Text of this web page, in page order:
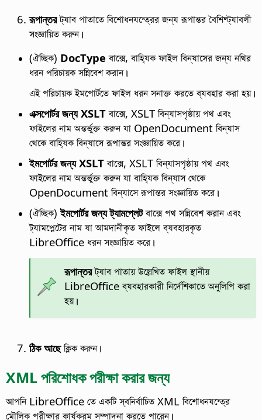
রূপান্তরট্যাব পাতাতে বিশোধনযন্ত্রের জন্য রূপান্তর বৈশিষ্ট্যাবলী
সংজ্ঞায়িত করুন।
(ঐচ্ছিক) DocType বাক্সে, বাহ্যিক ফাইল বিন্যাসের জন্য নথির
ধরন পরিচায়ক সন্নিবেশ করান।
এই পরিচায়ক ইমপোর্টতে ফাইল ধরন সনাক্ত করতে ব্যবহার করা হয়।
এক্সপোর্টর জন্য XSLTবাক্সে, XSLT বিন্যাসপৃষ্ঠায় পথ এবং
ফাইলের নাম অন্তর্ভুক্ত করুন যা OpenDocument বিন্যাস
থেকে বাহ্যিক বিন্যাসে রূপান্তর সংজ্ঞায়িত করে।
ইমপোর্টর জন্য XSLTবাক্সে, XSLT বিন্যাসপৃষ্ঠায় পথ এবং
ফাইলের নাম অন্তর্ভুক্ত করুন যা বাহ্যিক বিন্যাস থেকে
OpenDocument বিন্যাসে রূপান্তর সংজ্ঞায়িত করে।
(ঐচ্ছিক)ইমপোর্টর জন্য ট্যামপ্লেটবাক্সে পথ সন্নিবেশ করান এবং
ট্যামপ্লেটের নাম যা আমদানীকৃত ফাইলে ব্যবহারকৃত
LibreOffice ধরন সংজ্ঞায়িত করে।
রূপান্তরট্যাব পাতায় উল্লেখিত ফাইল স্থানীয়
LibreOffice ব্যবহারকারী নির্দেশিকাতে অনুলিপি করা
হয়।
ঠিক আছেক্লিক করুন।
XML পরিশোধক পরীক্ষা করার জন্য
আপনি LibreOffice তে একটি স্বনির্বাচিত XML বিশোধনযন্ত্রে
মৌলিক পরীক্ষার কার্যক্রম সম্পাদনা করতে পারেন।